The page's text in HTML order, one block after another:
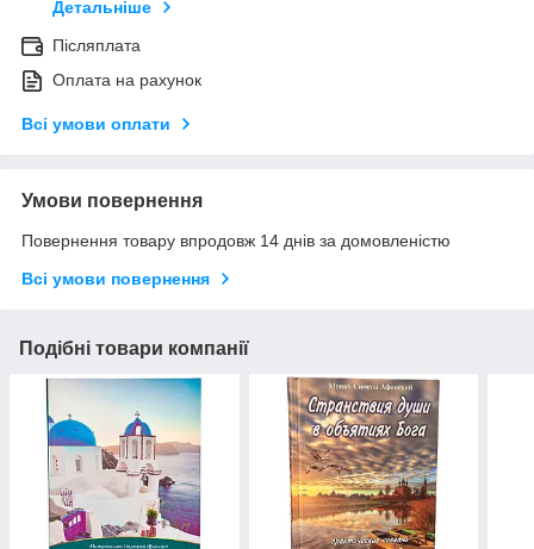
Детальніше
Післяплата
Оплата на рахунок
Всі умови оплати
Умови повернення
Повернення товару впродовж 14 днів за домовленістю
Всі умови повернення
Подібні товари компанії